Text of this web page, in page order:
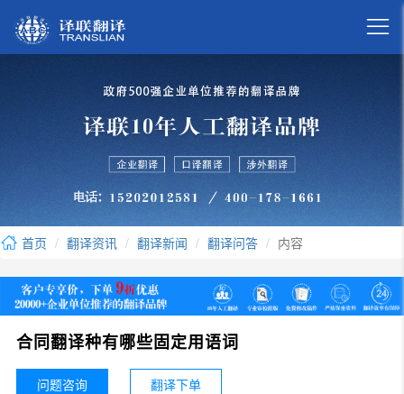

首页 翻译资讯 翻译新闻 翻译问答 内容
合同翻译种有哪些固定用语词
问题咨询 翻译下单